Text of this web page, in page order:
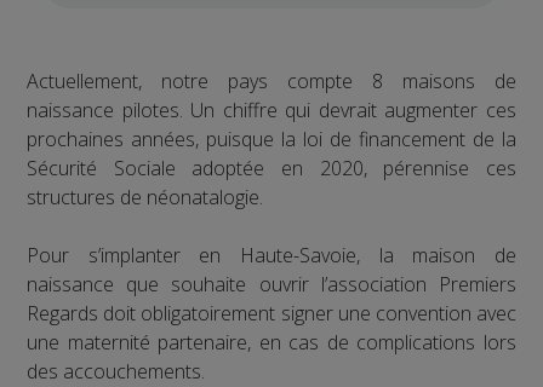
Actuellement, notre pays compte 8 maisons de
naissance pilotes. Un chiffre qui devrait augmenter ces
prochaines années, puisque la loi de financement de la
Sécurité Sociale adoptée en 2020, pérennise ces
structures de néonatalogie.
Pour s’implanter en Haute-Savoie, la maison de
naissance que souhaite ouvrir l’association Premiers
Regards doit obligatoirement signer une convention avec
une maternité partenaire, en cas de complications lors
des accouchements.